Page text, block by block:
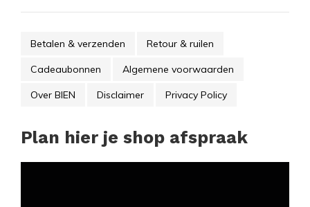
Betalen & verzenden Retour & ruilen
Cadeaubonnen Algemene voorwaarden
Over BIEN Disclaimer Privacy Policy
Plan hier je shop afspraak